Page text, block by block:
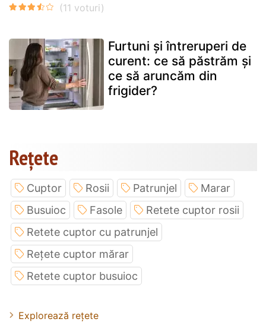
Furtuni și întreruperi de
curent: ce să păstrăm și
ce să aruncăm din
frigider?
Rețete
Cuptor Rosii Patrunjel
Marar
Busuioc
Fasole
Retete cuptor rosii
Retete cuptor cu patrunjel
Rețete cuptor mărar
Retete cuptor busuioc
Explorează rețete